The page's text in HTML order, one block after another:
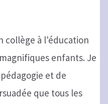
collège à l'éducation
enfants. Je
et de
que tous les